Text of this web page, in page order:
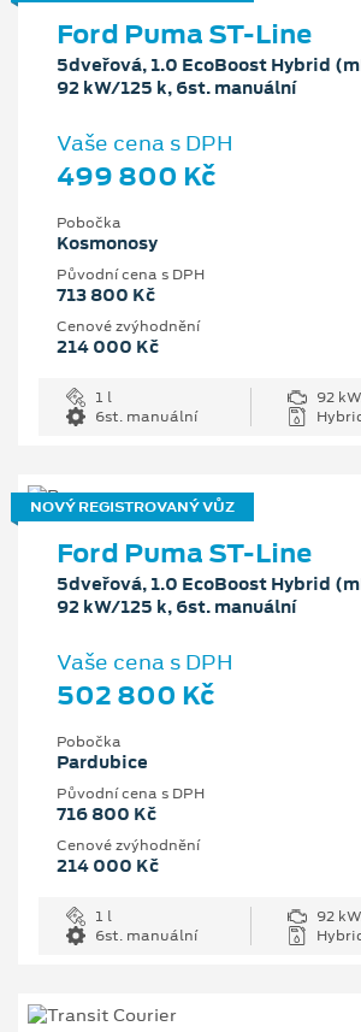
Ford Puma ST-Line
5dveřová, 1.0 EcoBoost Hybrid
92 kW/125 k, 6st. manuální
Vaše cena s DPH
499 800 Kč
Pobočka
Kosmonosy
Původní cena s DPH
713 800 Kč
Cenové zvýhodnění
214 000 Kč
1 l
92
6st. manuální
NOVÝ REGISTROVANÝ VŮZ
Ford Puma ST-Line
5dveřová, 1.0 EcoBoost Hybrid
92 kW/125 k, 6st. manuální
Vaše cena s DPH
502 800 Kč
Pobočka
Pardubice
Původní cena s DPH
716 800 Kč
Cenové zvýhodnění
214 000 Kč
1 l
92
6st. manuální